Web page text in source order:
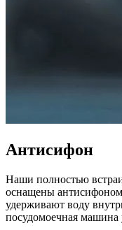
Антисифон
Наши полностью
оснащены
удерживают воду
посудомоечная машина